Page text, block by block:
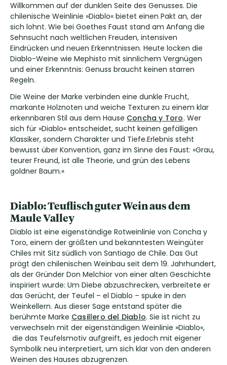
Willkommen auf der dunklen Seite des Genusses. Die
chilenische Weinlinie »Diablo« bietet einen Pakt an, der
sich lohnt. Wie bei Goethes Faust stand am Anfang die
Sehnsucht nach weltlichen Freuden, intensiven
Eindrücken und neuen Erkenntnissen. Heute locken die
Diablo-Weine wie Mephisto mit sinnlichem Vergnügen
und einer Erkenntnis: Genuss braucht keinen starren
Regeln.
Die Weine der Marke verbinden eine dunkle Frucht,
markante Holznoten und weiche Texturen zu einem klar
erkennbaren Stil aus dem Hause Concha y Toro. Wer
sich für »Diablo« entscheidet, sucht keinen gefälligen
Klassiker, sondern Charakter und Tiefe.Erlebnis steht
bewusst über Konvention, ganz im Sinne des Faust: »Grau,
teurer Freund, ist alle Theorie, und grün des Lebens
goldner Baum.«
Diablo: Teuflisch guter Wein aus dem
Maule Valley
Diablo ist eine eigenständige Rotweinlinie von Concha y
Toro, einem der größten und bekanntesten Weingüter
Chiles mit Sitz südlich von Santiago de Chile. Das Gut
prägt den chilenischen Weinbau seit dem 19. Jahrhundert,
als der Gründer Don Melchior von einer alten Geschichte
inspiriert wurde: Um Diebe abzuschrecken, verbreitete er
das Gerücht, der Teufel – el Diablo – spuke in den
Weinkellern. Aus dieser Sage entstand später die
berühmte Marke Casillero del Diablo. Sie ist nicht zu
verwechseln mit der eigenständigen Weinlinie »Diablo«,
die das Teufelsmotiv aufgreift, es jedoch mit eigener
Symbolik neu interpretiert, um sich klar von den anderen
Weinen des Hauses abzugrenzen.